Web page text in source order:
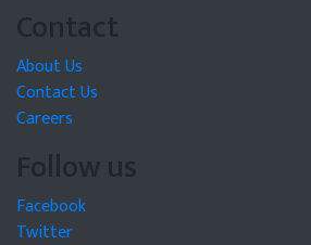
Contact
About Us
Contact Us
Careers
Follow us
Facebook
Twitter